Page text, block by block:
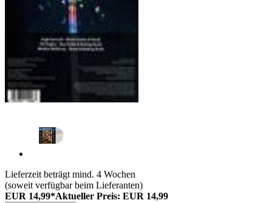
Lieferzeit beträgt mind. 4 Wochen
(soweit verfügbar beim Lieferanten)
EUR 14,99*Aktueller Preis: EUR 14,99